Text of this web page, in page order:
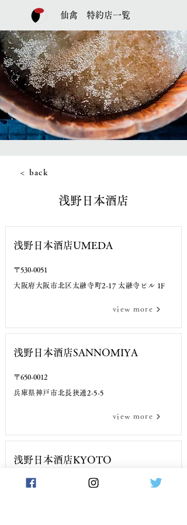
仙禽 特約店一覧
< back
浅野日本酒店
浅野日本酒店UMEDA
〒530-0051
大阪府大阪市北区太融寺町2-17 太融寺ビル 1F
view more
浅野日本酒店SANNOMIYA
〒650-0012
兵庫県神戸市北長狭通2-5-5
view more
浅野日本酒店KYOTO
〒604-8056